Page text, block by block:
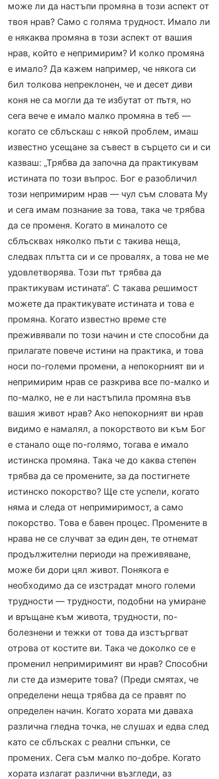
може ли да настъпи промяна в този аспект от
твоя нрав? Само с голяма трудност. Имало ли
е някаква промяна в този аспект от вашия
нрав, който е непримирим? И колко промяна
е имало? Да кажем например, че някога си
бил толкова непреклонен, че и десет диви
коня не са могли да те избутат от пътя, но
сега вече е имало малко промяна в теб —
когато се сблъскаш с някой проблем, имаш
известно усещане за съвест в сърцето си и си
казваш: „Трябва да започна да практикувам
истината по този въпрос. Бог е разобличил
този непримирим нрав — чул съм словата Му
и сега имам познание за това, така че трябва
да се променя. Когато в миналото се
сблъсквах няколко пъти с такива неща,
следвах плътта си и се провалях, а това не ме
удовлетворява. Този път трябва да
практикувам истината“. С такава решимост
можете да практикувате истината и това е
промяна. Когато известно време сте
преживявали по този начин и сте способни да
прилагате повече истини на практика, и това
носи по-големи промени, а непокорният ви и
непримирим нрав се разкрива все по-малко и
по-малко, не е ли настъпила промяна във
вашия живот нрав? Ако непокорният ви нрав
видимо е намалял, а покорството ви към Бог
е станало още по-голямо, тогава е имало
истинска промяна. Така че до каква степен
трябва да се промените, за да постигнете
истинско покорство? Ще сте успели, когато
няма и следа от непримиримост, а само
покорство. Това е бавен процес. Промените в
нрава не се случват за един ден, те отнемат
продължителни периоди на преживяване,
може би дори цял живот. Понякога е
необходимо да се изстрадат много големи
трудности — трудности, подобни на умиране
и връщане към живота, трудности, по-
болезнени и тежки от това да изстъргват
отрова от костите ви. Така че доколко се е
променил непримиримият ви нрав? Способни
ли сте да измерите това? (Преди смятах, че
определени неща трябва да се правят по
определен начин. Когато хората ми даваха
различна гледна точка, не слушах и едва след
като се сблъсках с реални спънки, се
промених. Сега съм малко по-добре. Когато
хората излагат различни възгледи, аз